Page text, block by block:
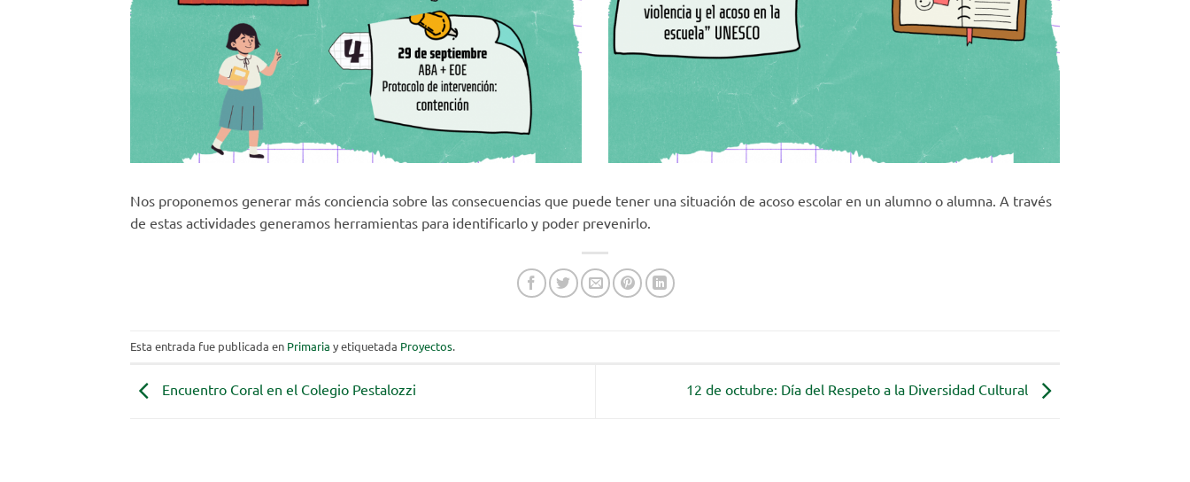
Nos proponemos generar más conciencia sobre las consecuencias que puede tener una situación de acoso escolar en un alumno o alumna. A través
de estas actividades generamos herramientas para identificarlo y poder prevenirlo.
Esta entrada fue publicada en Primaria y etiquetada Proyectos.
Encuentro Coral en el Colegio Pestalozzi 12 de octubre: Día del Respeto a la Diversidad Cultural